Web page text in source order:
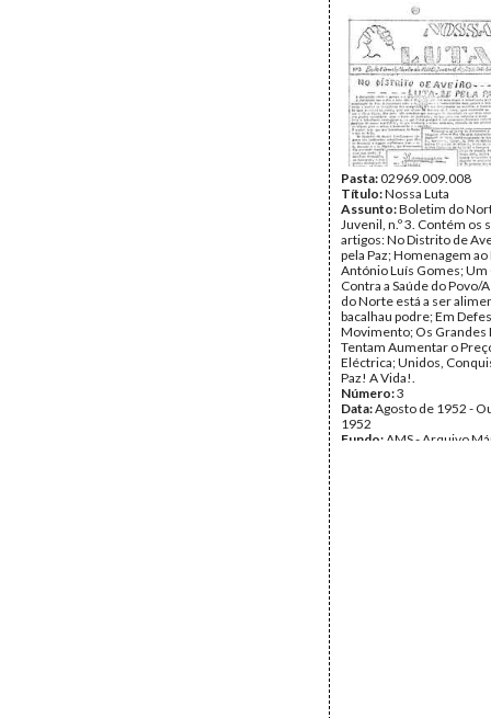
Mínimas; Na Conquista
Paz e do Trabalho!,
Por Legal Revisão da
Estudantes Lutam pelos
Direitos;
Traidores.
Número:3
Data:Terça, 1 de Maio
Fundo:AMS - Arquivo
DMJ - Documentos 50º
Tipo Documental:
Página(s):6
Pasta:02969.009.008
Título:Nossa Luta
Assunto:Boletim do
Juvenil, n.º 3. Contém os
artigos: No Distrito de
pela Paz; Homenagem
António Luís Gomes;
Contra a Saúde do Povo/
do Norte está a ser
bacalhau podre; Em
Movimento; Os Grandes
Tentam Aumentar o
Eléctrica; Unidos,
Paz! A Vida!.
Número:3
Data:Agosto de 1952 -
1952
Fundo: AMS - Arquivo